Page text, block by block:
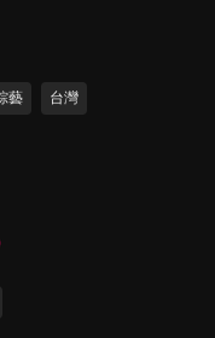
藝 台灣